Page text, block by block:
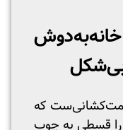
بی‌شکل
که
را قسطی به چوب